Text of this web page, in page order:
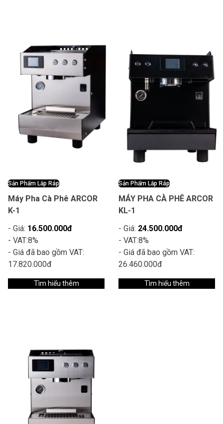
Sản Phẩm Lắp Ráp
Máy Pha Cà Phê ARCOR
K-1
- Giá: 16.500.000đ
- VAT:8%
- Giá đã bao gồm VAT:
17.820.000đ
Tìm hiểu thêm
Sản Phẩm Lắp Ráp
MÁY PHA CÀ PHÊ ARCOR
KL-1
- Giá: 24.500.000đ
- VAT:8%
- Giá đã bao gồm VAT:
26.460.000đ
Tìm hiểu thêm